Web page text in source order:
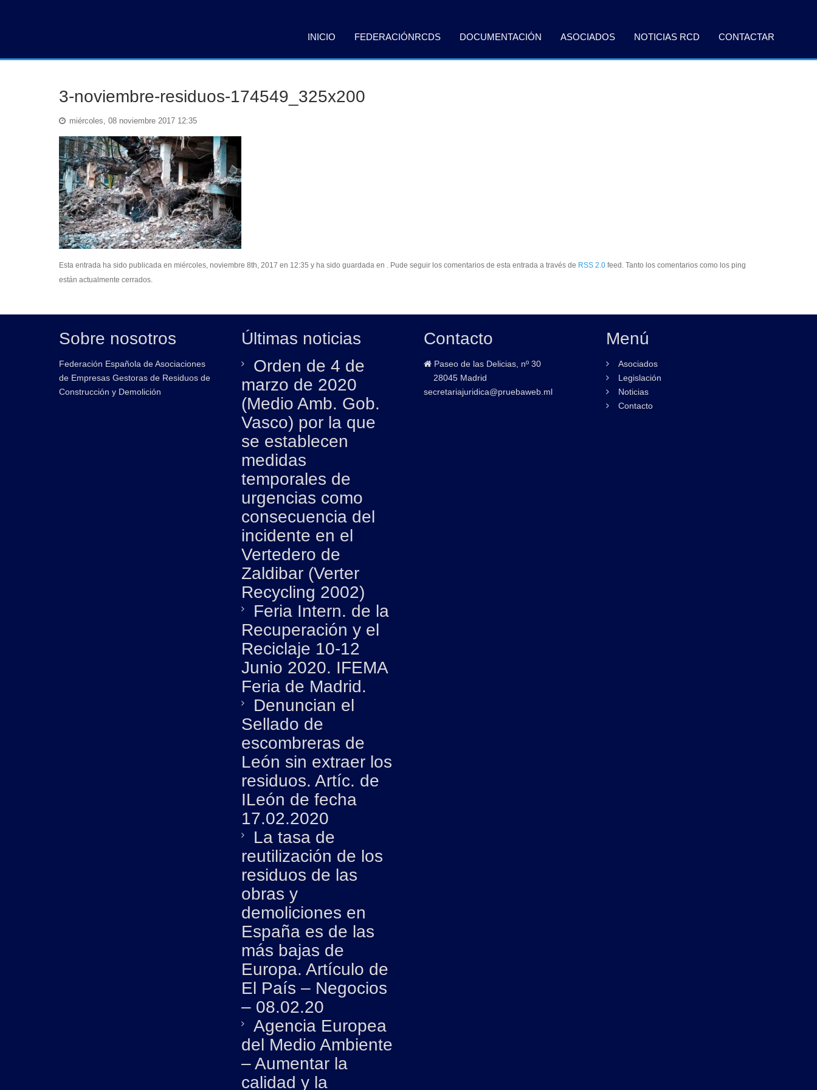
INICIO FEDERACIÓNRCDS DOCUMENTACIÓN ASOCIADOS NOTICIAS RCD CONTACTAR
3-noviembre-residuos-174549_325x200
miércoles, 08 noviembre 2017 12:35
Esta entrada ha sido publicada en miércoles, noviembre 8th, 2017 en 12:35 y ha sido guardada en . Pude seguir los comentarios de esta entrada a través de RSS 2.0 feed. Tanto los comentarios como los ping
están actualmente cerrados.
Sobre nosotros
Federación Española de Asociaciones
de Empresas Gestoras de Residuos de
Construcción y Demolición
Últimas noticias
Orden de 4 de
marzo de 2020
(Medio Amb. Gob.
Vasco) por la que
se establecen
medidas
temporales de
urgencias como
consecuencia del
incidente en el
Vertedero de
Zaldibar (Verter
Recycling 2002)
Feria Intern. de la
Recuperación y el
Reciclaje 10-12
Junio 2020. IFEMA
Feria de Madrid.
Denuncian el
Sellado de
escombreras de
León sin extraer los
residuos. Artíc. de
ILeón de fecha
17.02.2020
La tasa de
reutilización de los
residuos de las
obras y
demoliciones en
España es de las
más bajas de
Europa. Artículo de
El País – Negocios
– 08.02.20
Agencia Europea
del Medio Ambiente
– Aumentar la
calidad y la
Contacto
Paseo de las Delicias, nº 30
28045 Madrid
secretariajuridica@pruebaweb.ml
Menú
Asociados
Legislación
Noticias
Contacto